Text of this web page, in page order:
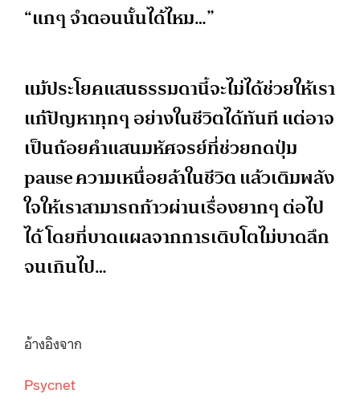
“แกๆ จำตอนนั้นได้ไหม…”
แม้ประโยคแสนธรรมดานี้จะไม่ได้ช่วยให้เรา
แก้ปัญหาทุกๆ อย่างในชีวิตได้ทันที แต่อาจ
เป็นถ้อยคำแสนมหัศจรย์ที่ช่วยกดปุ่ม
pause ความเหนื่อยล้าในชีวิต แล้วเติมพลัง
ใจให้เราสามารถก้าวผ่านเรื่องยากๆ ต่อไป
ได้ โดยที่บาดแผลจากการเติบโตไม่บาดลึก
จนเกินไป…
อ้างอิงจาก
Psycnet